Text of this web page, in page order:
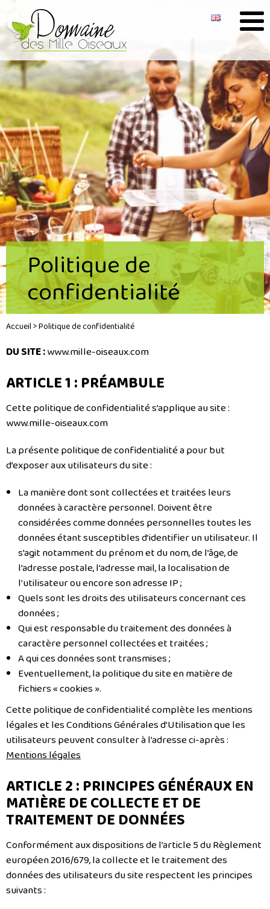
Politique de
confidentialité
Accueil >Politique de confidentialité
DU SITE :www.mille-oiseaux.com
ARTICLE 1 : PRÉAMBULE
Cette politique de confidentialité s’applique au site :
www.mille-oiseaux.com
La présente politique de confidentialité a pour but
d’exposer aux utilisateurs du site :
La manière dont sont collectées et traitées leurs
données à caractère personnel. Doivent être
considérées comme données personnelles toutes les
données étant susceptibles d’identifier un utilisateur. Il
s’agit notamment du prénom et du nom, de l’âge, de
l’adresse postale, l’adresse mail, la localisation de
l’utilisateur ou encore son adresse IP ;
Quels sont les droits des utilisateurs concernant ces
données ;
Qui est responsable du traitement des données à
caractère personnel collectées et traitées ;
A qui ces données sont transmises ;
Eventuellement, la politique du site en matière de
fichiers « cookies ».
Cette politique de confidentialité complète les mentions
légales et les Conditions Générales d’Utilisation que les
utilisateurs peuvent consulter à l’adresse ci-après :
Mentions légales
ARTICLE 2 : PRINCIPES GÉNÉRAUX EN
MATIÈRE DE COLLECTE ET DE
TRAITEMENT DE DONNÉES
Conformément aux dispositions de l’article 5 du Règlement
européen 2016/679, la collecte et le traitement des
données des utilisateurs du site respectent les principes
suivants :